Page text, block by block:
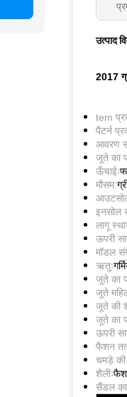
उत्पाद
2017
tem
पैटर्न
आवरण
जूते का
ऊँचाईः
मौसम:
इनसोल
लागू
ऊपरी
मॉडल
ऋतुः
जूते का
जूते
जूते की
जूते का
ऊपरी
फैशन
चमड़े
शैलीः
सैंडल का